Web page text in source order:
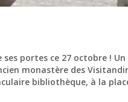
ses portes ce 27 octobre !
monastère des
bibliothèque, à la